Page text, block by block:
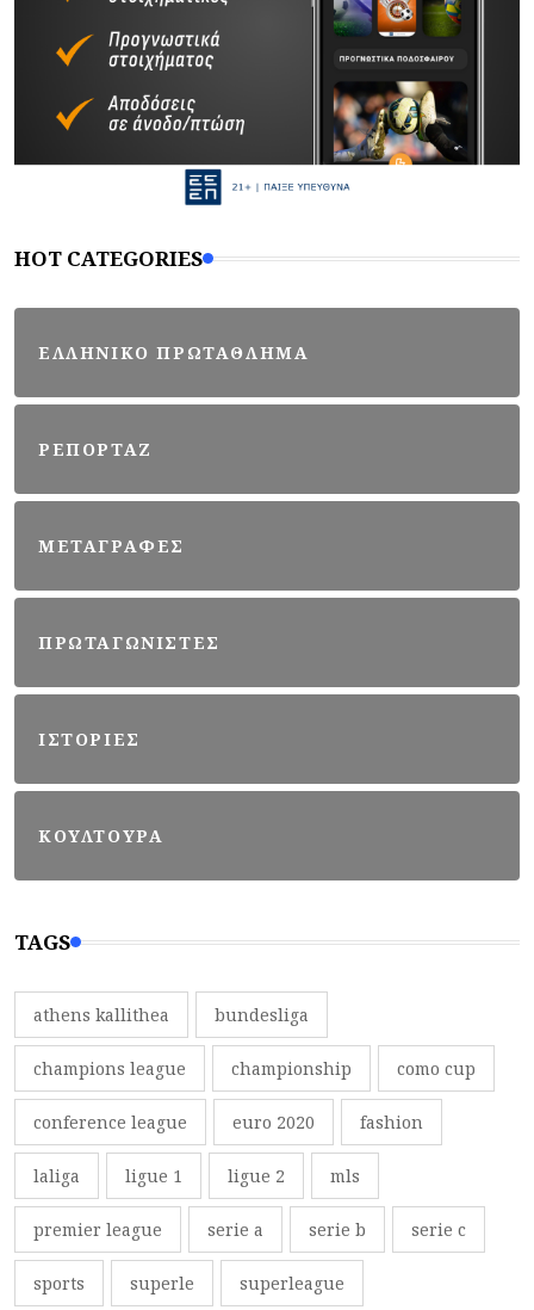
HOT CATEGORIES
ΕΛΛΗΝΙΚΟ ΠΡΩΤΑΘΛΗΜΑ
ΡΕΠΟΡΤΑΖ
ΜΕΤΑΓΡΑΦΕΣ
ΠΡΩΤΑΓΩΝΙΣΤΕΣ
ΙΣΤΟΡΙΕΣ
ΚΟΥΛΤΟΥΡΑ
TAGS
athens kallithea bundesliga
champions league championship como cup
conference league euro 2020 fashion
laliga ligue 1 ligue 2 mls
premier league serie a serie b serie c
sports superle superleague